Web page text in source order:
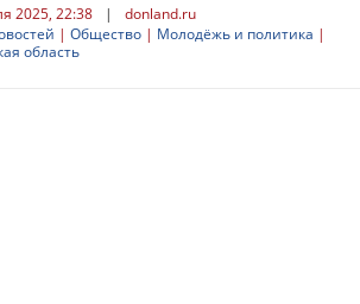
2025, 22:38 |
donland.ru
| Общество | Молодёжь и политика |
область